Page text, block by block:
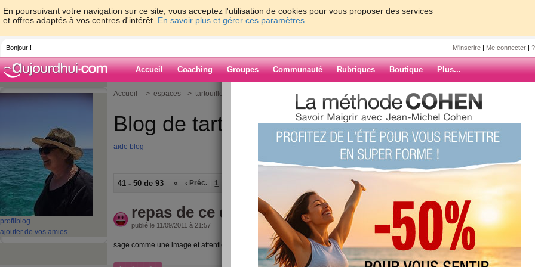
En poursuivant votre navigation sur ce site, vous acceptez l'utilisation de cookies pour vous proposer des services
et offres adaptés à vos centres d'intérêt. En savoir plus et gérer ces paramètres.
Bonjour ! M'inscrire | Me connecter |
Accueil Coaching Groupes Communauté Rubriques Boutique Plus...
profil blog
ajouter de vos amies
Accueil > espaces > tartouille
Blog de tartouille
aide blog
41 - 50 de 93 « ‹ Préc. 1 Suiv. ›
repas de ce dimanche
publié le 11/09/2011 à 21:57
sage comme une image et attention : 17352 pas ARCHIVES